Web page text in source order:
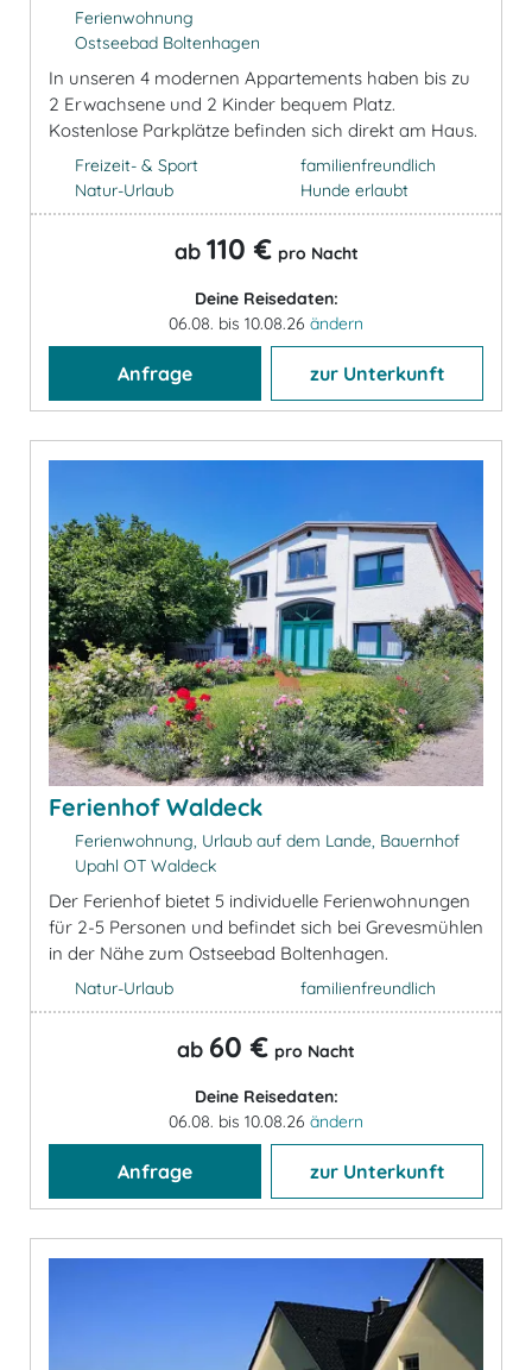
Ferienwohnung
Ostseebad Boltenhagen
In unseren 4 modernen Appartements haben bis zu
2 Erwachsene und 2 Kinder bequem Platz.
Kostenlose Parkplätze befinden sich direkt am Haus.
Freizeit- & Sport
Natur-Urlaub
familienfreundlich
Hunde erlaubt
ab 110 € pro Nacht
Deine Reisedaten:
06.08. bis 10.08.26 ändern
Anfrage zur Unterkunft
Ferienhof Waldeck
Ferienwohnung, Urlaub auf dem Lande, Bauernhof
Upahl OT Waldeck
Der Ferienhof bietet 5 individuelle Ferienwohnungen
für 2-5 Personen und befindet sich bei Grevesmühlen
in der Nähe zum Ostseebad Boltenhagen.
Natur-Urlaub familienfreundlich
ab 60 € pro Nacht
Deine Reisedaten:
06.08. bis 10.08.26 ändern
Anfrage zur Unterkunft